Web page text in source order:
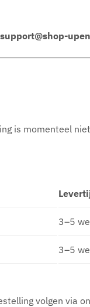
support@shop-
is momenteel
3–5
3–5
volgen via